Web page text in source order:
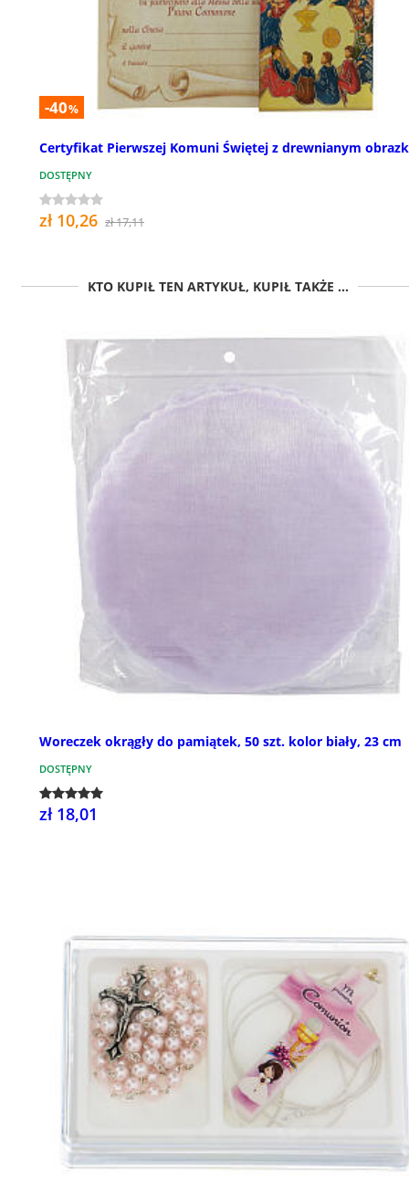
-40%
Certyfikat Pierwszej Komuni Świętej z drewnianym
DOSTĘPNY
zł 10,26 zł 17,11
KTO KUPIŁ TEN ARTYKUŁ, KUPIŁ TAKŻE ...
Woreczek okrągły do pamiątek, 50 szt. kolor biały, 23 cm
DOSTĘPNY
zł 18,01